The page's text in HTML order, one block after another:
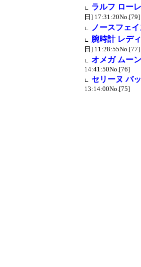
∟ ラルフ ロー
日] 17:31:20No.[79]
∟ ノースフェ
∟ 腕時計 レデ
日] 11:28:55No.[77]
∟ オメガ ムー
14:41:50No.[76]
∟ セリーヌ バ
13:14:00No.[75]